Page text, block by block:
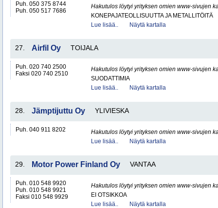
Puh. 050 375 8744
Puh. 050 517 7686
Hakutulos löytyi yrityksen omien www-sivujen
KONEPAJATEOLLISUUTTA JA METALLITÖITÄ
Lue lisää..
Näytä kartalla
27. Airfil Oy TOIJALA
Puh. 020 740 2500
Faksi 020 740 2510
Hakutulos löytyi yrityksen omien www-sivujen
SUODATTIMIA
Lue lisää..
Näytä kartalla
28. Jämptijuttu Oy YLIVIESKA
Puh. 040 911 8202
Hakutulos löytyi yrityksen omien www-sivujen
Lue lisää..
Näytä kartalla
29. Motor Power Finland Oy VANTAA
Puh. 010 548 9920
Puh. 010 548 9921
Faksi 010 548 9929
Hakutulos löytyi yrityksen omien www-sivujen
EI OTSIKKOA
Lue lisää..
Näytä kartalla